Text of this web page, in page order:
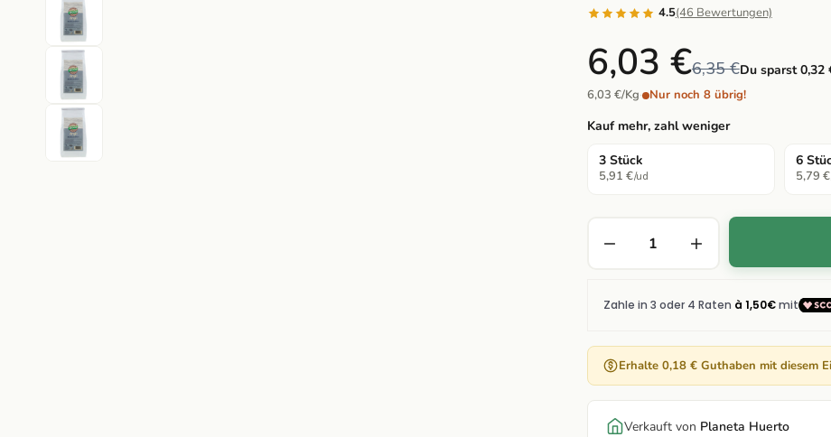
4.5(46 Bewertungen)
6,03 €6,35 €Du sparst 0,32
6,03 €/Kg· Nur noch 8 übrig!
Kauf mehr, zahl weniger
3 Stück
5,91 €/ud
6
5,79 €
Erhalte 0,18 € Guthaben mit diesem
Verkauft von Planeta Huerto